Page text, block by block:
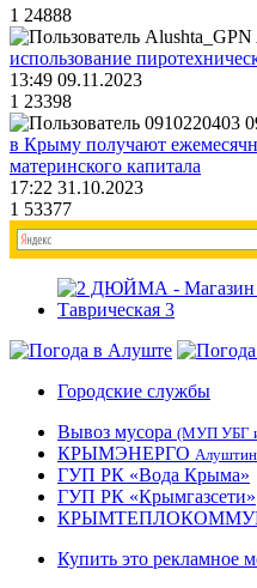
1 24888
использование
13:49 09.11.2023
1 23398
в Крыму получают
материнского капитала
17:22 31.10.2023
1 53377
Городские службы
Вывоз мусора (МУП УБГ
КРЫМЭНЕРГО
ГУП РК «Вода Крыма»
ГУП РК «Крымгазсети»
Купить это рекламное